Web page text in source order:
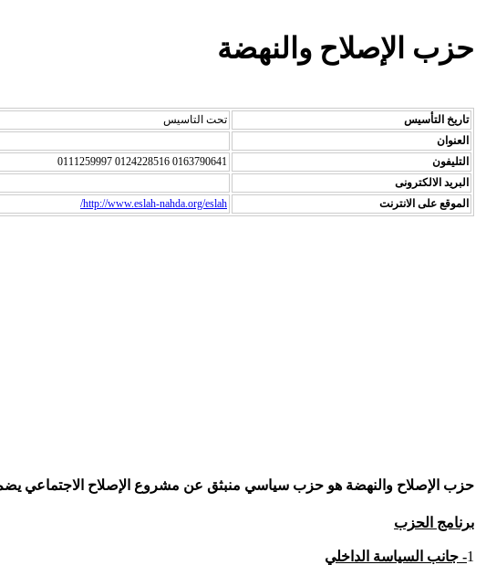
حزب الإصلاح والنهضة
تاريخ التأسيس
تحت التاسيس
العنوان
التليفون
0163790641 0124228516 0111259997
البريد الالكترونى
الموقع على الانترنت
http://www.eslah-nahda.org/eslah/
حزب الإصلاح والنهضة هو حزب سياسي منبثق عن مشروع الإصلاح الاجتماعي
برنامج الحزب
1- جانب السياسة الداخلي